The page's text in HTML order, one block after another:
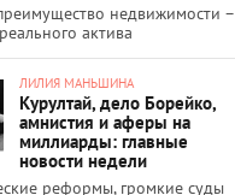
недвижимости –
актива
ЛИЛИЯ МАНЬШИНА
Курултай, дело Борейко,
амнистия и аферы на
миллиарды: главные
новости недели
реформы, громкие суды